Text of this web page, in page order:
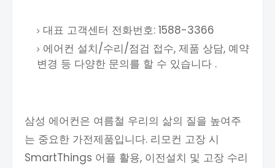
대표 고객센터 전화번호: 1588-3366
에어컨 설치/수리/점검 접수, 제품 상담, 예약
변경 등 다양한 문의를 할 수 있습니다 .
삼성 에어컨은 여름철 우리의 삶의 질을 높여주
는 중요한 가전제품입니다. 리모컨 고장 시
SmartThings 어플 활용, 이전설치 및 고장 수리